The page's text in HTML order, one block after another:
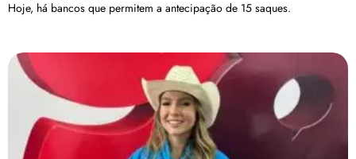
Hoje, há bancos que permitem a antecipação de 15 saques.